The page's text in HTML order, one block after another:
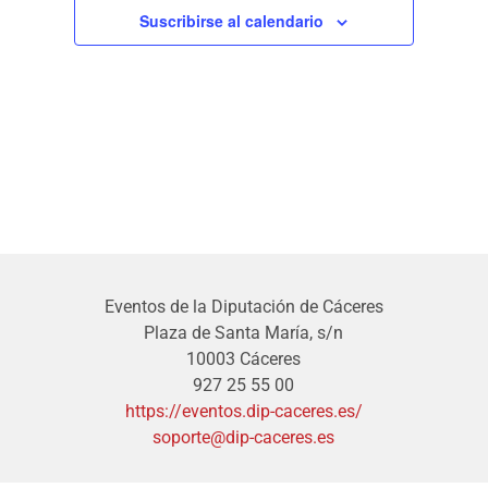
Suscribirse al calendario
Eventos de la Diputación de Cáceres
Plaza de Santa María, s/n
10003 Cáceres
927 25 55 00
https://eventos.dip-caceres.es/
soporte@dip-caceres.es